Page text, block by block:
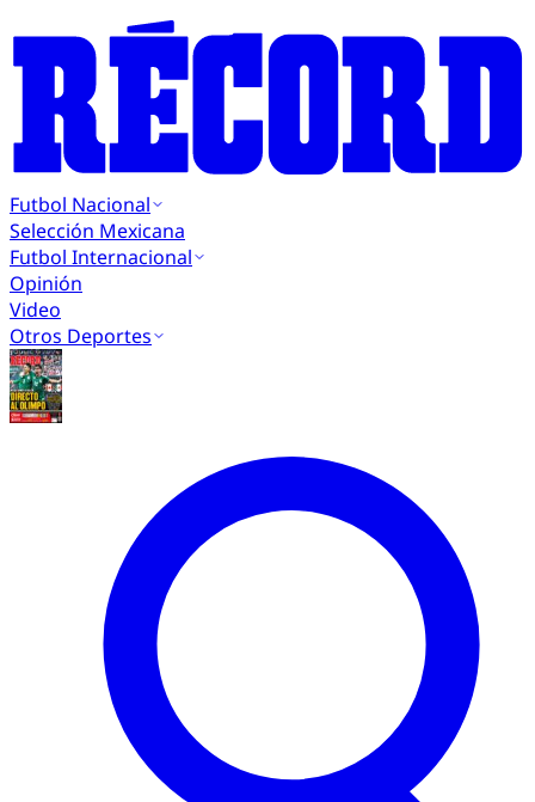
Futbol Nacional
Selección Mexicana
Futbol Internacional
Opinión
Video
Otros Deportes